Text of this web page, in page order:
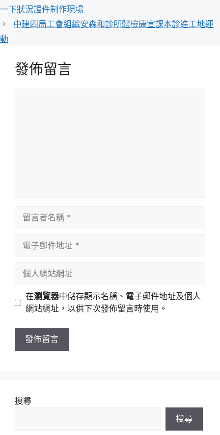
一下狀況證件制作現場
中建四局工會組織安森和診所體檢康宣課本診進工地運
動
發佈留言
址
站
址
在瀏覽器中儲存顯示名稱、電子郵件地址及個人
網站網址，以供下次發佈留言時使用。
搜尋
搜尋